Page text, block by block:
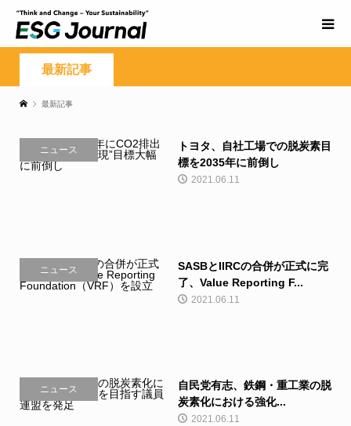
最新記事
最新記事
ニュース
トヨタ、自社工場での脱炭素目
標を2035年に前倒し
2021.06.11
ニュース
SASBとIIRCの合併が正式に完
了、Value Reporting F...
2021.06.11
ニュース
自民党有志、鉄鋼・重工業の脱
炭素化における強化...
2021.06.11